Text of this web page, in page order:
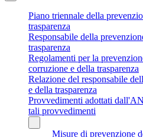
Piano triennale della
trasparenza
Responsabile della
trasparenza
Regolamenti per la
corruzione e della trasparenza
Relazione del responsabile
e della trasparenza
Provvedimenti adottati
tali provvedimenti
Misure di prevenzione